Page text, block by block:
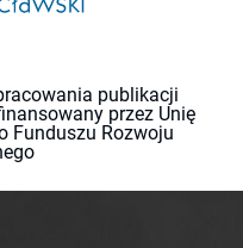
publikacji
przez Unię
Funduszu Rozwoju